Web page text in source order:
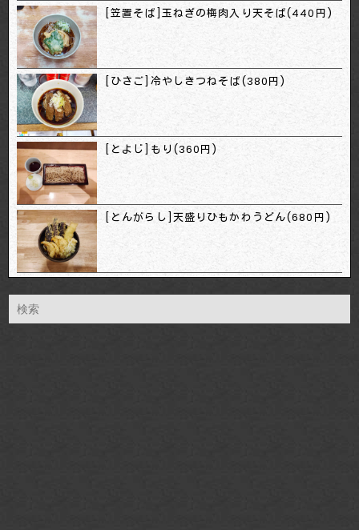
[笠置そば]玉ねぎの梅肉入り天そば(440円)
[ひさご]冷やしきつねそば(380円)
[とよじ]もり(360円)
[とんがらし]天盛りひもかわうどん(680円)